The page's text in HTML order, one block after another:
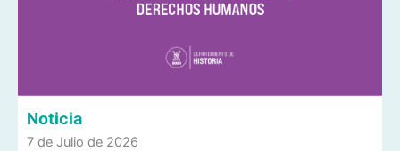
Noticia
7 de Julio de 2026